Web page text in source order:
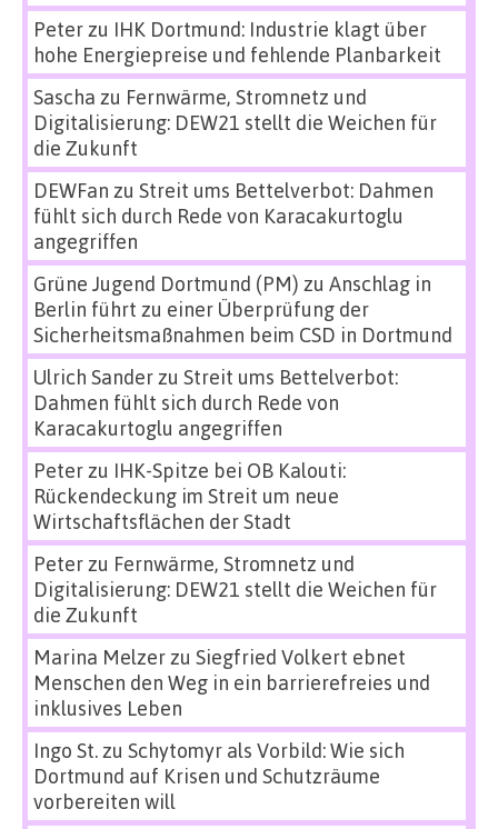
Peterzu IHK Dortmund: Industrie klagt über
hohe Energiepreise und fehlende Planbarkeit
Sascha zu Fernwärme, Stromnetz und
Digitalisierung: DEW21 stellt die Weichen für
die Zukunft
DEWFan zu Streit ums Bettelverbot: Dahmen
fühlt sich durch Rede von Karacakurtoglu
angegriffen
Grüne Jugend Dortmund (PM) zu Anschlag in
Berlin führt zu einer Überprüfung der
Sicherheitsmaßnahmen beim CSD in Dortmund
Ulrich Sanderzu Streit ums Bettelverbot:
Dahmen fühlt sich durch Rede von
Karacakurtoglu angegriffen
Peterzu IHK-Spitze bei OB Kalouti:
Rückendeckung im Streit um neue
Wirtschaftsflächen der Stadt
Peterzu Fernwärme, Stromnetz und
Digitalisierung: DEW21 stellt die Weichen für
die Zukunft
Marina Melzerzu Siegfried Volkert ebnet
Menschen den Weg in ein barrierefreies und
inklusives Leben
Ingo St.zu Schytomyr als Vorbild: Wie sich
Dortmund auf Krisen und Schutzräume
vorbereiten will